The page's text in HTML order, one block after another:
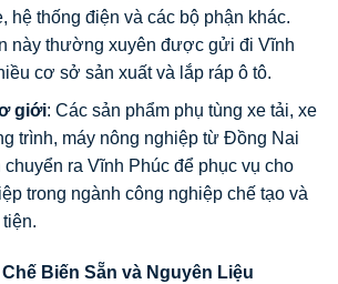
hệ thống điện và các bộ phận khác.
này thường xuyên được gửi đi Vĩnh
cơ sở sản xuất và lắp ráp ô tô.
giới: Các sản phẩm phụ tùng xe tải, xe
trình, máy nông nghiệp từ Đồng Nai
ra Vĩnh Phúc để phục vụ cho
trong ngành công nghiệp chế tạo và
Biến Sẵn và Nguyên Liệu